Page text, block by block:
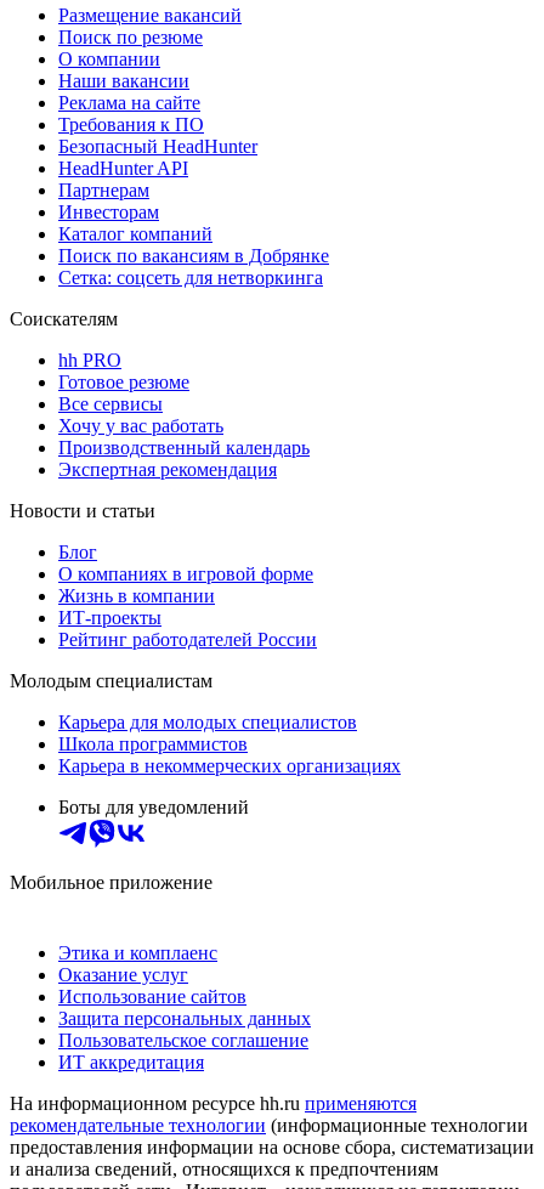
Размещение вакансий
Поиск по резюме
О компании
Наши вакансии
Реклама на сайте
Требования к ПО
Безопасный HeadHunter
HeadHunter API
Партнерам
Инвесторам
Каталог компаний
Поиск по вакансиям в Добрянке
Сетка: соцсеть для нетворкинга
Соискателям
hh PRO
Готовое резюме
Все сервисы
Хочу у вас работать
Производственный календарь
Экспертная рекомендация
Новости и статьи
Блог
О компаниях в игровой форме
Жизнь в компании
ИТ-проекты
Рейтинг работодателей России
Молодым специалистам
Карьера для молодых специалистов
Школа программистов
Карьера в некоммерческих организациях
Боты для уведомлений
Мобильное приложение
Этика и комплаенс
Оказание услуг
Использование сайтов
Защита персональных данных
Пользовательское соглашение
ИТ аккредитация
На информационном ресурсе hh.ru применяются
рекомендательные технологии (информационные технологии
предоставления информации на основе сбора, систематизации
и анализа сведений, относящихся к предпочтениям